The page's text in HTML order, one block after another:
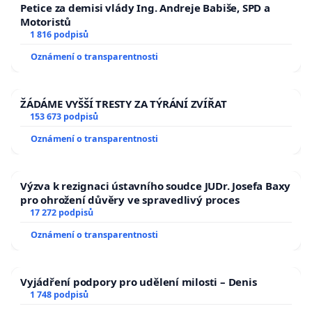
Petice za demisi vlády Ing. Andreje Babiše, SPD a
Motoristů
1 816 podpisů
Oznámení o transparentnosti
ŽÁDÁME VYŠŠÍ TRESTY ZA TÝRÁNÍ ZVÍŘAT
153 673 podpisů
Oznámení o transparentnosti
Výzva k rezignaci ústavního soudce JUDr. Josefa Baxy
pro ohrožení důvěry ve spravedlivý proces
17 272 podpisů
Oznámení o transparentnosti
Vyjádření podpory pro udělení milosti – Denis
1 748 podpisů